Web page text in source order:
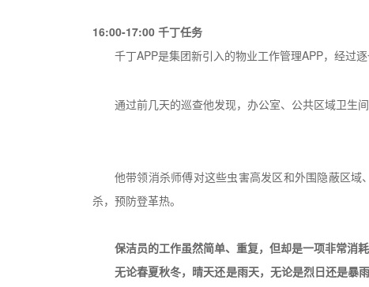
16:00-17:00 千丁任务
千丁APP是集团新引入的物业工作管理APP，经过
通过前几天的巡查他发现，办公室、公共区域卫生
他带领消杀师傅对这些虫害高发区和外围隐蔽区
杀，预防登革热。
保洁员的工作虽然简单、重复，但却是一项非常消
无论春夏秋冬，晴天还是雨天，无论是烈日还是暴